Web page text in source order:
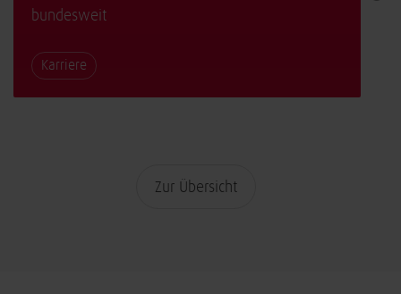
bundesweit
Karriere
Zur Übersicht